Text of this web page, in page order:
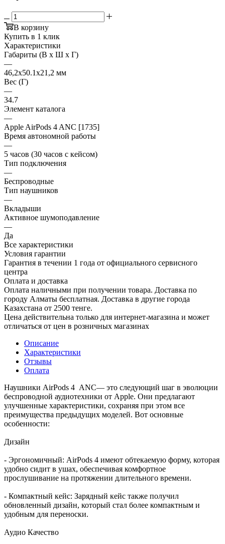
В корзину
Купить в 1 клик
Характеристики
Габариты (В х Ш х Г)
—
46,2x50.1x21,2 мм
Вес (Г)
—
34.7
Элемент каталога
—
Apple AirPods 4 ANC [1735]
Время автономной работы
—
5 часов (30 часов с кейсом)
Тип подключения
—
Беспроводные
Тип наушников
—
Вкладыши
Активное шумоподавление
—
Да
Все характеристики
Условия гарантии
Гарантия в течении 1 года от официального сервисного
центра
Оплата и доставка
Оплата наличными при получении товара. Доставка по
городу Алматы бесплатная. Доставка в другие города
Казахстана от 2500 тенге.
Цена действительна только для интернет-магазина и может
отличаться от цен в розничных магазинах
Описание
Характеристики
Отзывы
Оплата
Наушники AirPods 4 ANC— это следующий шаг в эволюции
беспроводной аудиотехники от Apple. Они предлагают
улучшенные характеристики, сохраняя при этом все
преимущества предыдущих моделей. Вот основные
особенности:
Дизайн
- Эргономичный: AirPods 4 имеют обтекаемую форму, которая
удобно сидит в ушах, обеспечивая комфортное
прослушивание на протяжении длительного времени.
- Компактный кейс: Зарядный кейс также получил
обновленный дизайн, который стал более компактным и
удобным для переноски.
Аудио Качество